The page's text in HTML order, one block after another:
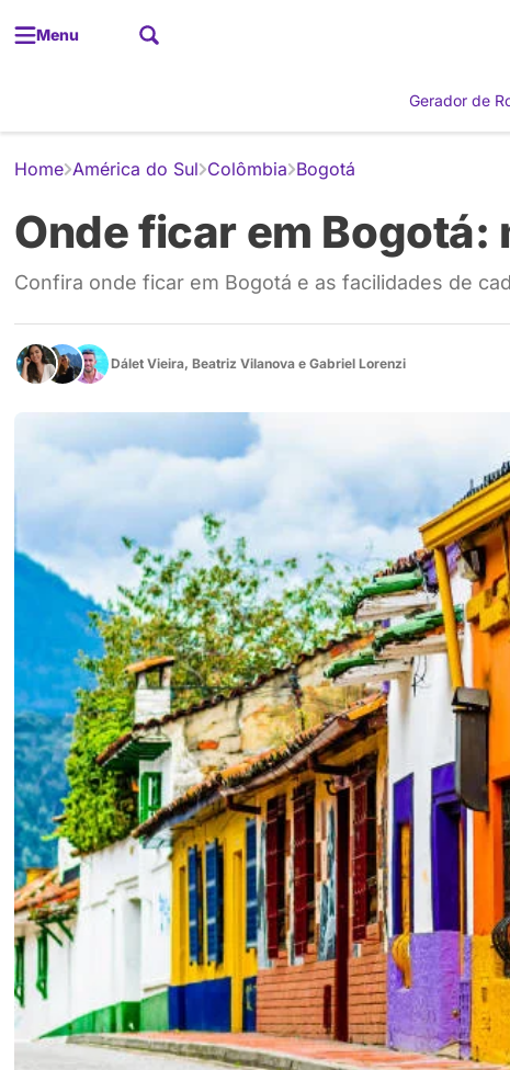
Menu
Gerador de
Home América do Sul Colômbia Bogotá
Onde ficar em
Confira onde ficar em Bogotá e as facilidades de
Dálet Vieira, Beatriz Vilanova e Gabriel Lorenzi